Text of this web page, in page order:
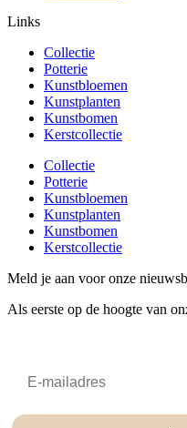
Links
Collectie
Potterie
Kunstbloemen
Kunstplanten
Kunstbomen
Kerstcollectie
Collectie
Potterie
Kunstbloemen
Kunstplanten
Kunstbomen
Kerstcollectie
Meld je aan voor onze
Als eerste op de hoogte van